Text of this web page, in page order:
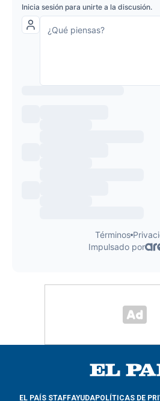
EL PAÍS STAFFAYUDAPOLÍTICAS DE